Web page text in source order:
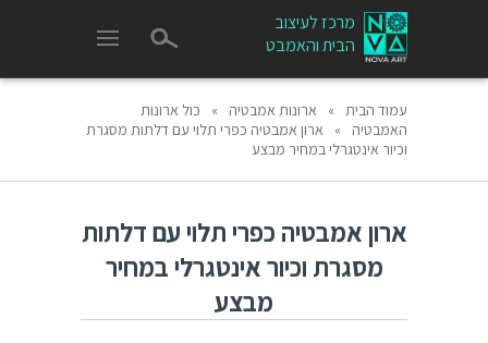
מרכז לעיצוב
הבית והאמבט
עמוד הבית » ארונות אמבטיה »
כול ארונות
האמבטיה
»
ארון אמבטיה כפרי תלוי עם דלתות מסגרת
וכיור אינטגרלי במחיר מבצע
ארון אמבטיה כפרי תלוי עם דלתות
מסגרת וכיור אינטגרלי במחיר
מבצע